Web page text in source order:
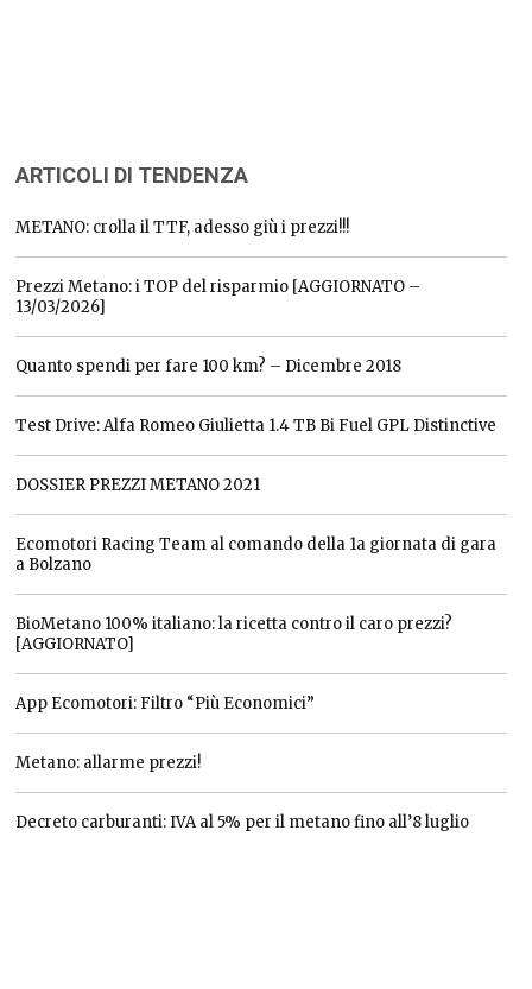
ARTICOLI DI TENDENZA
METANO: crolla il TTF, adesso giù i prezzi!!!
Prezzi Metano: i TOP del risparmio [AGGIORNATO –
13/03/2026]
Quanto spendi per fare 100 km? – Dicembre 2018
Test Drive: Alfa Romeo Giulietta 1.4 TB Bi Fuel GPL Distinctive
DOSSIER PREZZI METANO 2021
Ecomotori Racing Team al comando della 1a giornata di gara
a Bolzano
BioMetano 100% italiano: la ricetta contro il caro prezzi?
[AGGIORNATO]
App Ecomotori: Filtro “Più Economici”
Metano: allarme prezzi!
Decreto carburanti: IVA al 5% per il metano fino all’8 luglio